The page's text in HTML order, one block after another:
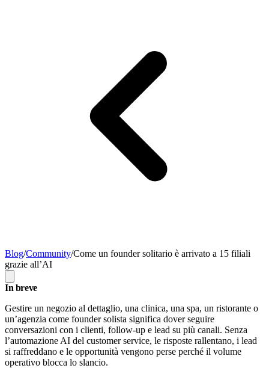
Blog/Community/Come un founder solitario è arrivato a 15 filiali
grazie all’AI
In breve
Gestire un negozio al dettaglio, una clinica, una spa, un ristorante o
un’agenzia come founder solista significa dover seguire
conversazioni con i clienti, follow-up e lead su più canali. Senza
l’automazione AI del customer service, le risposte rallentano, i lead
si raffreddano e le opportunità vengono perse perché il volume
operativo blocca lo slancio.